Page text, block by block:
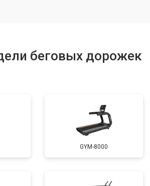
беговых дорожек
GYM-8000